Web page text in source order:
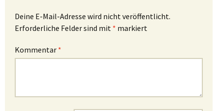
Deine E-Mail-Adresse wird nicht veröffentlicht.
Erforderliche Felder sind mit * markiert
Kommentar *